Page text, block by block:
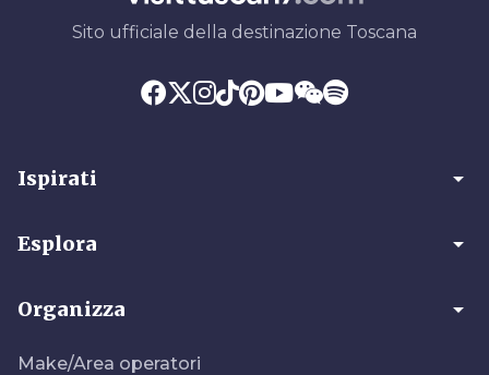
Sito ufficiale della destinazione Toscana
Ispirati arrow_drop_down
Esplora arrow_drop_down
Organizza arrow_drop_down
Make/Area operatori